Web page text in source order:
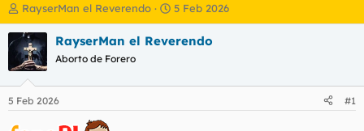
I
n
i
c
i
a
d
o
RayserMan el Reverendo
F
e
c
i
5 Feb 2026
RayserMan el Reverendo
Aborto de Forero
5 Feb 2026 #1